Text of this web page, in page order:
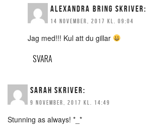
ALEXANDRA BRING SKRIVER:
14 NOVEMBER, 2017 KL. 09:04
Jag med!!! Kul att du gillar
SVARA
SARAH SKRIVER:
9 NOVEMBER, 2017 KL. 14:49
Stunning as always! *_*